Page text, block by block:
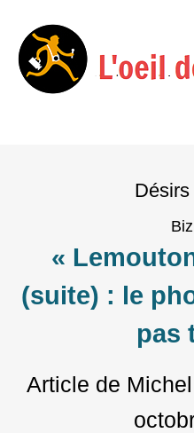
Désirs
«
(suite) : le
pas
Article de